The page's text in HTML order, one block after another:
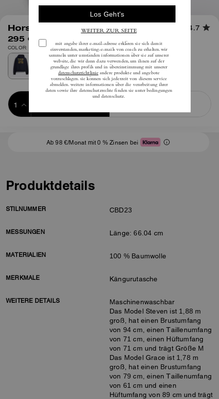
Horse and Carriage Hoodie 4.7
295 € inkl. MwSt.
COLOR: Dunkelblau
Ab 98 €/Monat mit 0 % Zinsen bei
Produktdetails
STILNUMMER CBD23
MESSUNGEN Länge: 66.04 cm
MATERIALIEN 100 % Baumwolle
MERKMALE Kängurutasche
WEITERE DETAILS
Maschinenwaschbar
Das Model Steven ist 1,88 m
groß, hat einen Brustumfang
von 94 cm, einen Taillenumfang
von 71 cm, einen Hüftumfang
von 71 cm und trägt Größe M
Das Model Grace ist 1,78 m
groß, hat einen Brustumfang
von 79 cm, einen Taillenumfang
von 61 cm und einen
Hüftumfang von 89 cm und trägt